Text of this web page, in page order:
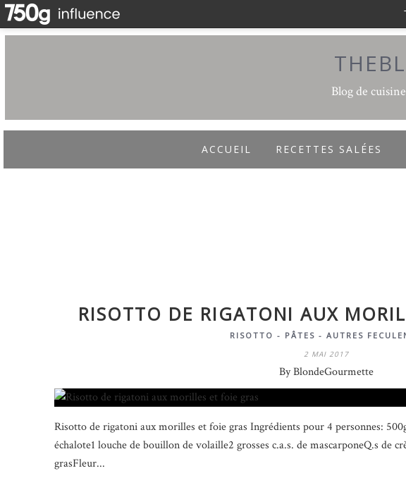
Blog de
ACCUEIL RECETTES SALÉES
RISOTTO DE RIGATONI AUX
RISOTTO - PÂTES - AUTRES
2 MAI 2017
By BlondeGourmette
Risotto de rigatoni aux morilles et foie gras Ingrédients pour 4 personnes:
échalote1 louche de bouillon de volaille2 grosses c.a.s. de mascarponeQ.s de
grasFleur...